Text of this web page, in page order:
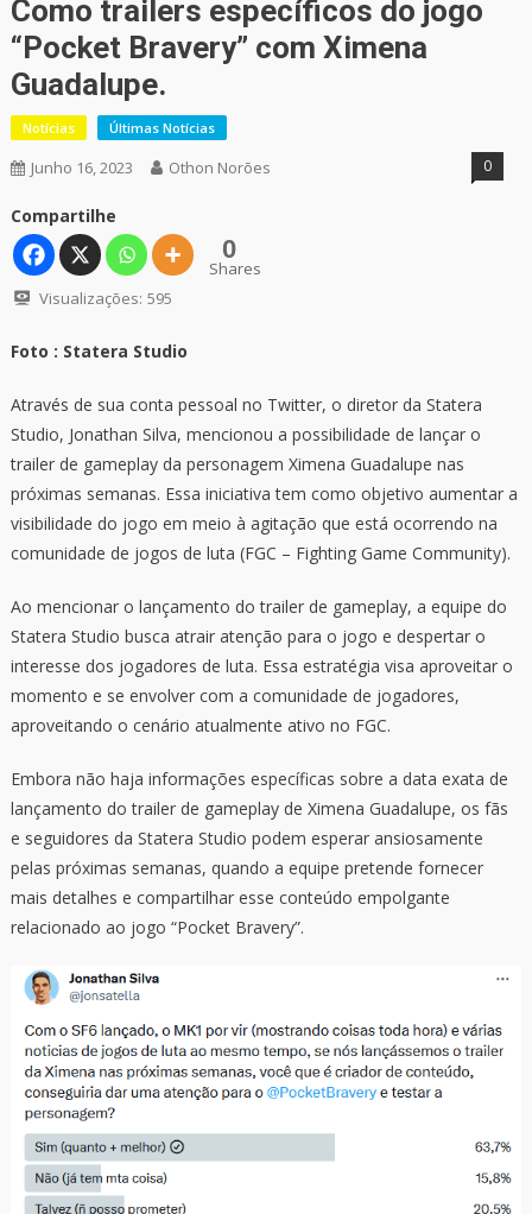
Como trailers específicos do jogo
“Pocket Bravery” com Ximena
Guadalupe.
Notícias Últimas Notícias
Junho 16, 2023 Othon Norões 0
Compartilhe
0
Shares
Visualizações: 595
Foto : Statera Studio
Através de sua conta pessoal no Twitter, o diretor da Statera
Studio, Jonathan Silva, mencionou a possibilidade de lançar o
trailer de gameplay da personagem Ximena Guadalupe nas
próximas semanas. Essa iniciativa tem como objetivo aumentar a
visibilidade do jogo em meio à agitação que está ocorrendo na
comunidade de jogos de luta (FGC – Fighting Game Community).
Ao mencionar o lançamento do trailer de gameplay, a equipe do
Statera Studio busca atrair atenção para o jogo e despertar o
interesse dos jogadores de luta. Essa estratégia visa aproveitar o
momento e se envolver com a comunidade de jogadores,
aproveitando o cenário atualmente ativo no FGC.
Embora não haja informações específicas sobre a data exata de
lançamento do trailer de gameplay de Ximena Guadalupe, os fãs
e seguidores da Statera Studio podem esperar ansiosamente
pelas próximas semanas, quando a equipe pretende fornecer
mais detalhes e compartilhar esse conteúdo empolgante
relacionado ao jogo “Pocket Bravery”.